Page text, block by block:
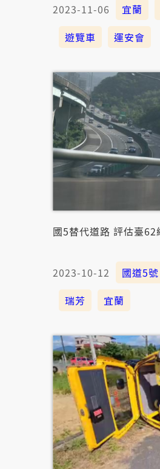
2023-11-06 宜蘭
遊覽車
運安會
國5替代道路 評估臺
2023-10-12 國道5號
瑞芳
宜蘭